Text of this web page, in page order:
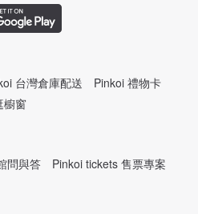
台灣倉庫配送
Pinkoi 禮物卡
櫥窗
問與答 Pinkoi tickets 售票專案